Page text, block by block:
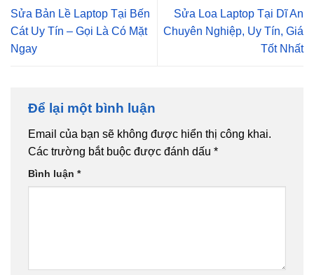
Sửa Bản Lề Laptop Tại Bến
Cát Uy Tín – Gọi Là Có Mặt
Ngay
Sửa Loa Laptop Tại Dĩ An
Chuyên Nghiệp, Uy Tín, Giá
Tốt Nhất
Để lại một bình luận
Email của bạn sẽ không được hiển thị công khai.
Các trường bắt buộc được đánh dấu *
Bình luận *